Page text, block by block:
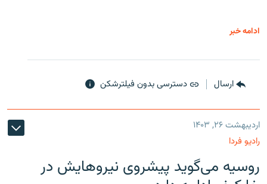
ادامه خبر
ارسال دسترسی بدون فیلترشکن
اردیبهشت ۲۶, ۱۴۰۳
رادیو فردا
روسیه می‌گوید پیشروی نیروهایش در